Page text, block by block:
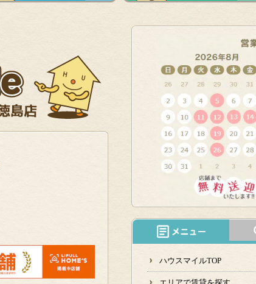
ハウスマイルTOP